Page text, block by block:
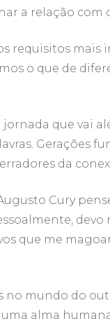
a relação com
requisitos mais
o que de
que vai
Gerações
da
Cury
devo
que me
no mundo do
alma